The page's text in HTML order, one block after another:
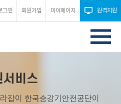
그인 회원가입 마이페이지 원격지원
서비스
잡이 한국승강기안전공단이